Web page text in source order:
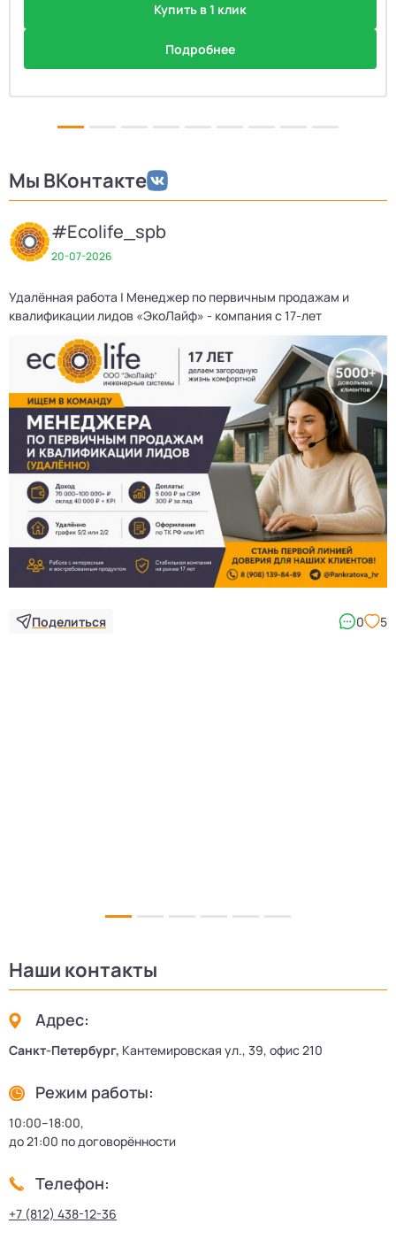
Купить в 1 клик
Подробнее
Мы ВКонтакте
#Ecolife_spb
20-07-2026
Удалённая работа | Менеджер по первичным продажам и
квалификации лидов «ЭкоЛайф» - компания с 17-лет
Поделиться 0 5
Наши контакты
Адрес:
Санкт-Петербург, Кантемировская ул., 39, офис 210
Режим работы:
10:00–18:00,
до 21:00 по договорённости
Телефон:
+7 (812) 438-12-36